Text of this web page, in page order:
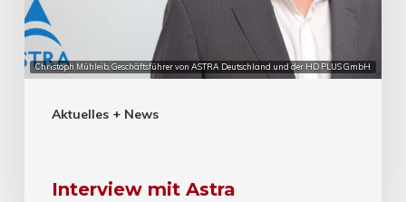
Christoph Mühleib, Geschäftsführer von ASTRA Deutschland und der HD PLUS GmbH
Aktuelles + News
Interview mit Astra